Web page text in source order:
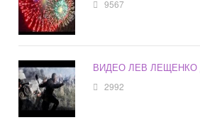
9567
ВИДЕО ЛЕВ
2992